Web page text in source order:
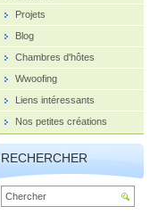
Projets
Blog
Chambres d'hôtes
Wwoofing
Liens intéressants
Nos petites créations
RECHERCHER